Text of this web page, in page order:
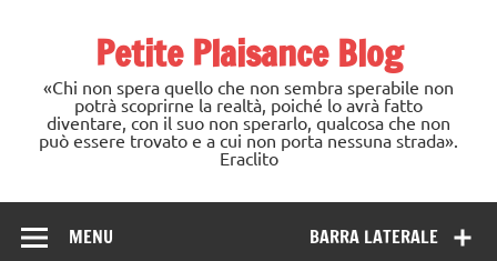
Petite Plaisance Blog
«Chi non spera quello che non sembra sperabile non
potrà scoprirne la realtà, poiché lo avrà fatto
diventare, con il suo non sperarlo, qualcosa che non
può essere trovato e a cui non porta nessuna strada».
Eraclito
BARRA LATERALE
MENU